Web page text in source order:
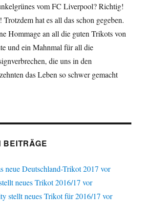
vom FC Liverpool? Richtig!
hat es all das schon gegeben.
Hommage an all die guten Trikots von
und ein Mahnmal für all die
die uns in den
das Leben so schwer gemacht
BEITRÄGE
neue Deutschland-Trikot 2017 vor
neues Trikot 2016/17 vor
stellt neues Trikot für 2016/17 vor